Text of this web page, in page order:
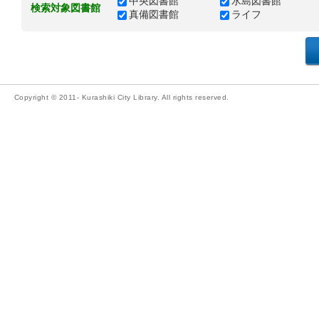
検索対象図書館
真備図書館
ライフ
Copyright © 2011- Kurashiki City Library. All rights reserved.